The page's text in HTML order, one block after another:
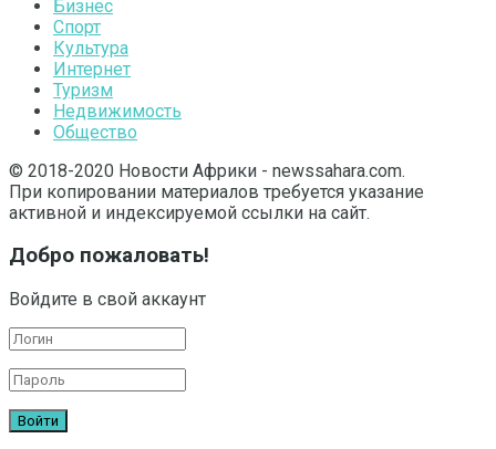
Бизнес
Спорт
Культура
Интернет
Туризм
Недвижимость
Общество
© 2018-2020 Новости Африки - newssahara.com.
При копировании материалов требуется указание
активной и индексируемой ссылки на сайт.
Добро пожаловать!
Войдите в свой аккаунт